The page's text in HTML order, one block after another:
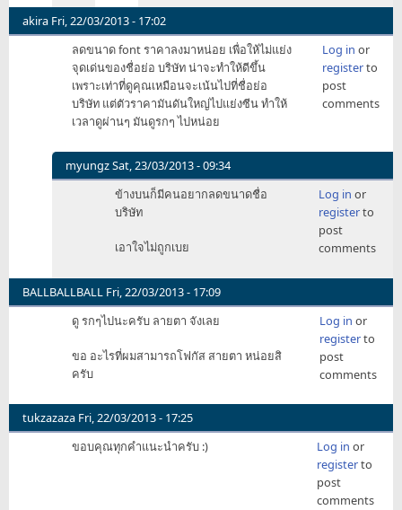
Gas
และ
Petrol
คือ
by
tk719
akira Fri, 22/03/2013 - 17:02
ลดขนาด font ราคาลงมาหน่อย เพื่อให้ไม่แย่ง
จุดเด่นของชื่อย่อ บริษัท น่าจะทำให้ดีขึ้น
เพราะเท่าที่ดูคุณเหมือนจะเน้นไปที่ชื่อย่อ
บริษัท แต่ตัวราคามันดันใหญ่ไปแย่งซีน ทำให้
เวลาดูผ่านๆ มันดูรกๆ ไปหน่อย
Log in or
registerto
post
comments
myungzSat, 23/03/2013 - 09:34
In
ราคา
ลง
มา
by
akira
ข้างบนก็มีคนอยากลดขนาดชื่อ
บริษัท
เอาใจไม่ถูกเบย
Log in or
registerto
post
comments
BALLBALLBALL Fri, 22/03/2013 - 17:09
ดู รกๆไปนะครับ ลายตา จังเลย
ขอ อะไรที่ผมสามารถโฟกัส สายตา หน่อยสิ
ครับ
Log in or
registerto
post
comments
tukzazaza Fri, 22/03/2013 - 17:25
ขอบคุณทุกคำแนะนำครับ :)
Log in or
registerto
post
comments